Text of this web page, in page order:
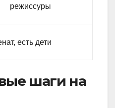
режиссуры
есть дети
шаги на